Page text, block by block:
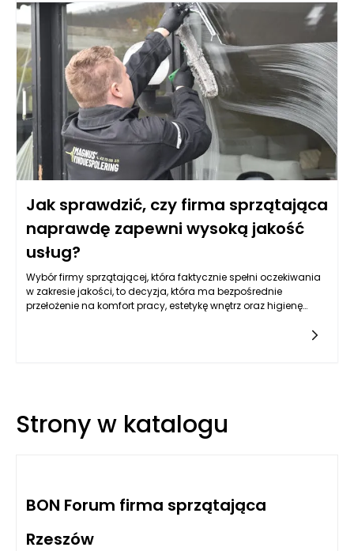
Firmy sprzątające, które zdobyły zaufanie swoich klientów,
posiadają często pozytywne opinie oraz referencje. Dobrym
sygnałem świadczącym o stabilności i wysokim standardzie
usług jest także aktywność w mediach społecznościowych
oraz obecność na forach branżowych, gdzie klienci mogą
dzielić się swoimi doświadczeniami i rekomendacjami.
Monitorując takie opinie, można uzyskać cenne informacje na
temat jakości oferowanych usług.
Jak sprawdzić, czy firma sprzątająca
naprawdę zapewni wysoką jakość
usług?
Wybór firmy sprzątającej, która faktycznie spełni oczekiwania
w zakresie jakości, to decyzja, która ma bezpośrednie
przełożenie na komfort pracy, estetykę wnętrz oraz higienę
doborem środków czystości, stabilnym personelem i jasno
określonym standardem działania. Zanim zdecydujemy się
dlatego sprawdzenie rzetelności wykonawcy jest inwestycją,
która zwraca się w postaci czystej, bezpiecznej i komfortowej
przestrzeni.
Strony w katalogu
BON Forum firma sprzątająca
Rzeszów